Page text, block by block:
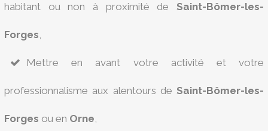
habitant ou non à proximité de Saint-Bômer-les-
Forges,
Mettre en avant votre activité et votre
professionnalisme aux alentours de Saint-Bômer-les-
Forges ou en Orne,